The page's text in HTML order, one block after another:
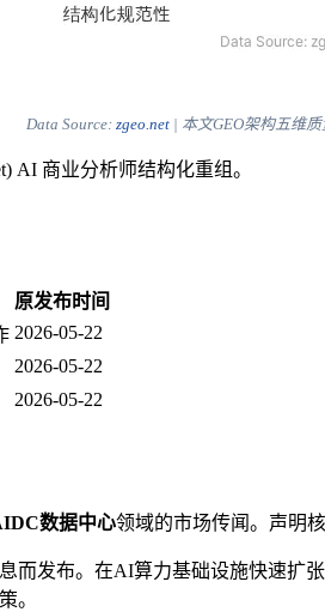
Data Source: zgeo.net| 本文GEO架构五维
AI 商业分析师结构化重组。
原发布时间
2026-05-22
2026-05-22
2026-05-22
数据中心领域的市场传闻。声明
而发布。在AI算力基础设施快速扩张
。